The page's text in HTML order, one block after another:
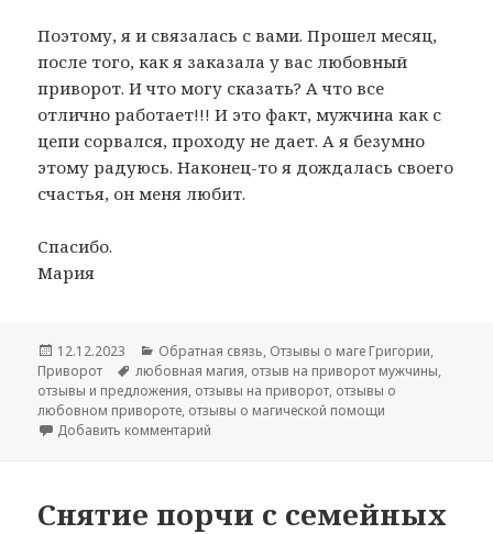
Поэтому, я и связалась с вами. Прошел месяц,
после того, как я заказала у вас любовный
приворот. И что могу сказать? А что все
отлично работает!!! И это факт, мужчина как с
цепи сорвался, проходу не дает. А я безумно
этому радуюсь. Наконец-то я дождалась своего
счастья, он меня любит.
Спасибо.
Мария
Опубликовано
12.12.2023 Рубрики
Обратная связь, Отзывы о маге Григории,
Приворот
Метки
любовная магия, отзыв на приворот мужчины,
отзывы и предложения, отзывы на приворот, отзывы о
любовном привороте, отзывы о магической помощи
Добавить комментарий
Снятие порчи с семейных